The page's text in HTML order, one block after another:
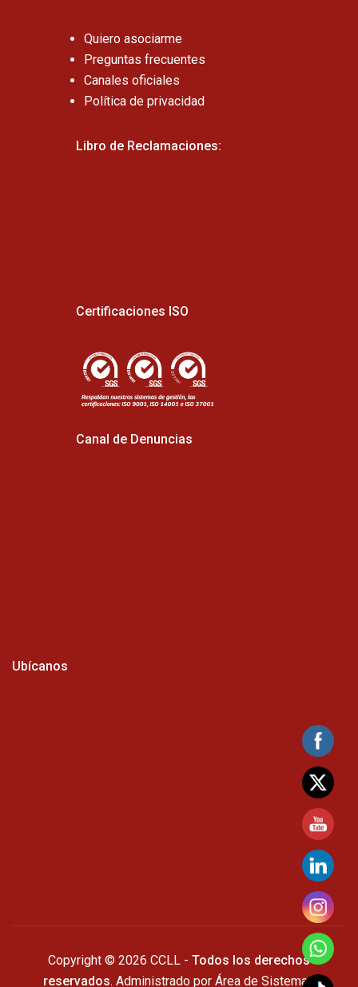
Quiero asociarme
Preguntas frecuentes
Canales oficiales
Política de privacidad
Libro de Reclamaciones:
Certificaciones ISO
Canal de Denuncias
Ubícanos
Copyright © 2026 CCLL - Todos los derechos
reservados. Administrado por Área de Sistemas